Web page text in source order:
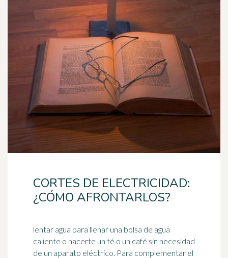
CORTES DE ELECTRICIDAD:
¿CÓMO AFRONTARLOS?
lentar agua para llenar una bolsa de agua
caliente o hacerte un té o un café sin necesidad
de un aparato eléctrico. Para complementar el